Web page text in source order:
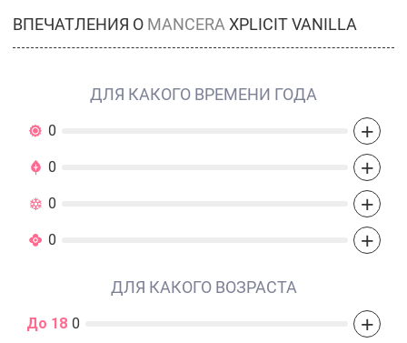
ВПЕЧАТЛЕНИЯ О MANCERA XPLICIT VANILLA
ДЛЯ КАКОГО ВРЕМЕНИ ГОДА
0 +
0 +
0 +
0 +
ДЛЯ КАКОГО ВОЗРАСТА
До 18 0 +